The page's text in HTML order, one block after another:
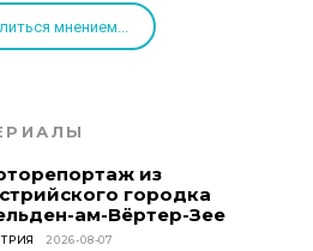
мнением...
из
городка
ам-Вёртер-Зее
2026-08-07